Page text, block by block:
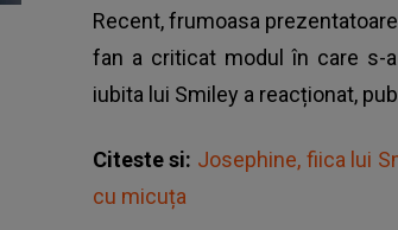
Recent, frumoasa
fan a criticat modul în care s-
iubita lui Smiley a reacționat,
Citeste si: Josephine, fiica lui
cu micuța